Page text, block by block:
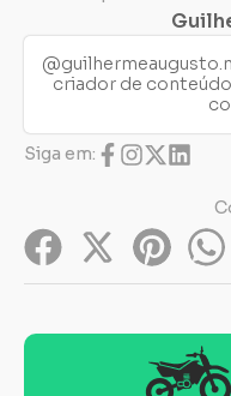
criador de
Siga em: